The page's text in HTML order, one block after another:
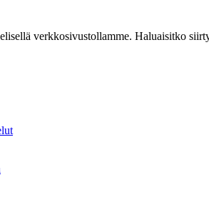
verkkosivustollamme. Haluaisitko